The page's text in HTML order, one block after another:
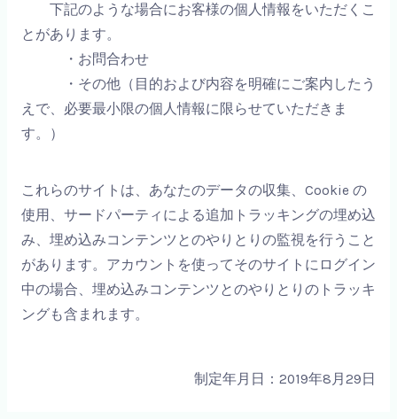
下記のような場合にお客様の個人情報をいただくこ
とがあります。
・お問合わせ
・その他（目的および内容を明確にご案内したう
えで、必要最小限の個人情報に限らせていただきま
す。）
これらのサイトは、あなたのデータの収集、Cookie の
使用、サードパーティによる追加トラッキングの埋め込
み、埋め込みコンテンツとのやりとりの監視を行うこと
があります。アカウントを使ってそのサイトにログイン
中の場合、埋め込みコンテンツとのやりとりのトラッキ
ングも含まれます。
制定年月日：2019年8月29日